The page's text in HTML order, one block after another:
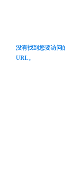
没有找到您要访问
URL。